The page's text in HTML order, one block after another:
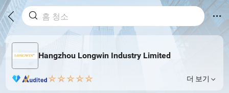
Hangzhou Longwin Industry Limited
더 보기